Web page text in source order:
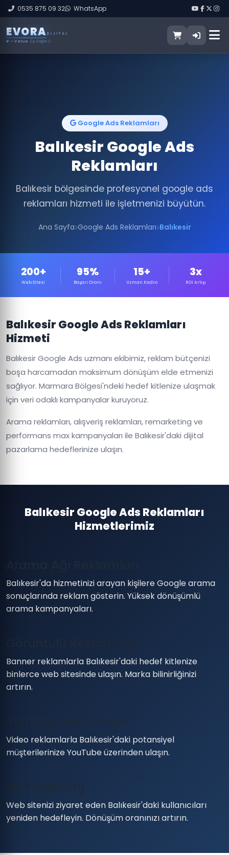
0535 875 09 32 WhatsApp
EVORA DIJITAL
V — Value (İş Değeri)
Google Ads Reklamları
Balıkesir Google Ads
Reklamları
Balıkesir bölgesinde profesyonel google ads
reklamları hizmeti ile işletmenizi büyütün.
Ana Sayfa Google Ads Reklamları Balıkesir
200+
Web Sitesi
95%
Başarı Oranı
15+
Uzman Kadro
3x
ROI Artışı
Balıkesir Google Ads Reklamları
Hizmeti
Balıkesir Google Ads uzmanı ekibimiz, reklam bütçenizi
boşa harcamadan maksimum dönüşüm elde etmenizi
sağlıyor. Marmara Bölgesi'ndeki hedef kitlenize ulaşmak
için veri odaklı kampanyalar kuruyoruz.
Arama reklamları, alışveriş reklamları, remarketing ve
performans max kampanyaları ile Balıkesir'daki dijital
pazarlama hedeflerinize ulaşın.
Balıkesir Google Ads Reklamları
Hizmetlerimiz
Balıkesir'da hizmetinizi arayan kişilere Google arama
sonuçlarında reklam gösterin. Yüksek dönüşümlü
arama kampanyaları.
Banner reklamlarla Balıkesir'daki hedef kitlenize
binlerce web sitesinde ulaşın. Marka bilinirliğinizi
artırın.
Video reklamlarla Balıkesir'daki potansiyel
müşterilerinize YouTube üzerinden ulaşın.
Web sitenizi ziyaret eden Balıkesir'daki kullanıcıları
yeniden hedefleyin. Dönüşüm oranınızı artırın.